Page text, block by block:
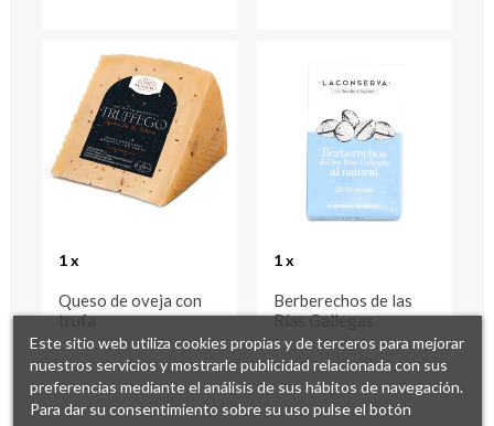
1 x
Queso de oveja con
trufa
1 x
Berberechos de las
Rías Gallegas
Este sitio web utiliza cookies propias y de terceros para mejorar
nuestros servicios y mostrarle publicidad relacionada con sus
preferencias mediante el análisis de sus hábitos de navegación.
Para dar su consentimiento sobre su uso pulse el botón